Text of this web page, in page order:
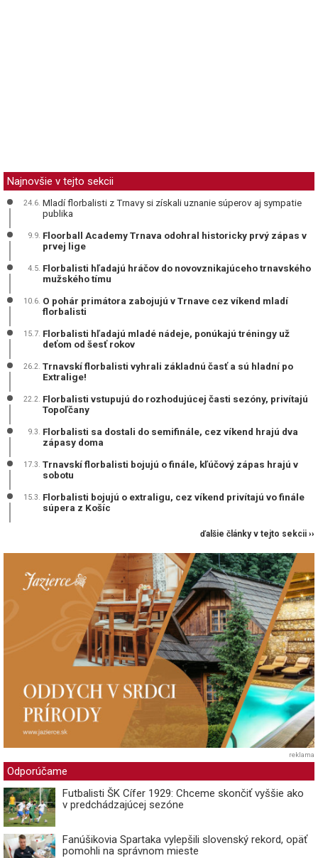
Najnovšie v tejto sekcii
24.6. Mladí florbalisti z Trnavy si získali uznanie súperov aj sympatie
publika
9.9. Floorball Academy Trnava odohral historicky prvý zápas v
prvej lige
4.5. Florbalisti hľadajú hráčov do novovznikajúceho trnavského
mužského tímu
10.6. O pohár primátora zabojujú v Trnave cez víkend mladí
florbalisti
15.7. Florbalisti hľadajú mladé nádeje, ponúkajú tréningy už
deťom od šesť rokov
26.2. Trnavskí florbalisti vyhrali základnú časť a sú hladní po
Extralige!
22.2. Florbalisti vstupujú do rozhodujúcej časti sezóny, privítajú
Topoľčany
9.3. Florbalisti sa dostali do semifinále, cez víkend hrajú dva
zápasy doma
17.3. Trnavskí florbalisti bojujú o finále, kľúčový zápas hrajú v
sobotu
15.3. Florbalisti bojujú o extraligu, cez víkend privítajú vo finále
súpera z Košíc
ďalšie články v tejto sekcii ››
reklama
Odporúčame
Futbalisti ŠK Cífer 1929: Chceme skončiť vyššie ako
v predchádzajúcej sezóne
Fanúšikovia Spartaka vylepšili slovenský rekord, opäť
pomohli na správnom mieste